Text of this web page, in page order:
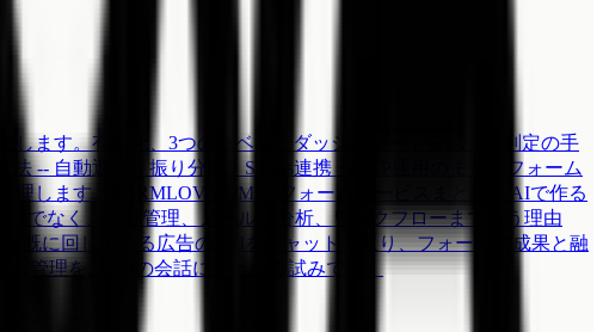
します。有効化、3つのラベル、ダッシュボード確認、誤判定の手
-- 自動返信・振り分け・Sheets連携・MCP運用のまとめ
フォーム
理します。
FORMLOVAのMCPフォームサービスまとめ -- AIで作る
でなく、回答管理、メール、分析、ワークフローまで扱う理由
既に回している広告のKPIをチャットで取り、フォームの成果と融
管理を、1つの会話にまとめる試みです。